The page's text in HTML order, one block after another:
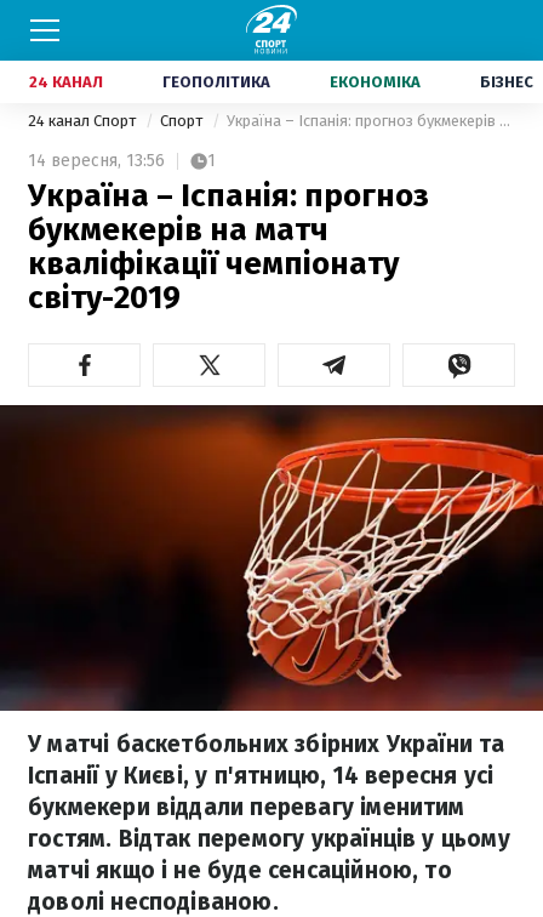
24 КАНАЛ ГЕОПОЛІТИКА ЕКОНОМІКА БІЗНЕС
24 канал Спорт Спорт Україна – Іспанія: прогноз букмекерів на матч кваліфікації чемпіонату світу-2019
14 вересня, 13:56 1
Україна – Іспанія: прогноз
букмекерів на матч
кваліфікації чемпіонату
світу-2019
У матчі баскетбольних збірних України та
Іспанії у Києві, у п'ятницю, 14 вересня усі
букмекери віддали перевагу іменитим
гостям. Відтак перемогу українців у цьому
матчі якщо і не буде сенсаційною, то
доволі несподіваною.